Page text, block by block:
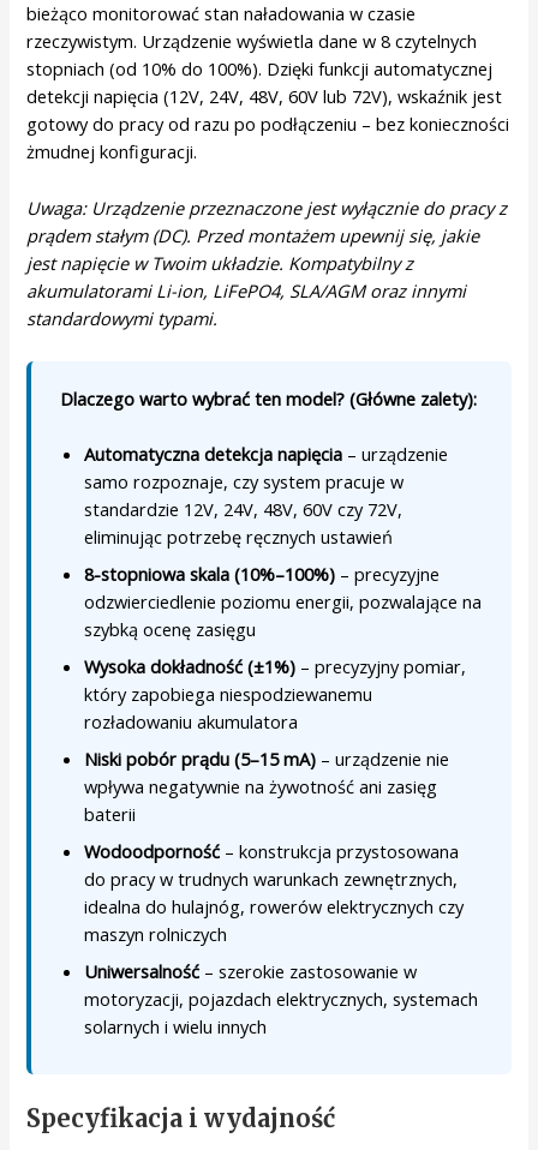
bieżąco monitorować stan naładowania w czasie
rzeczywistym. Urządzenie wyświetla dane w 8 czytelnych
stopniach (od 10% do 100%). Dzięki funkcji automatycznej
detekcji napięcia (12V, 24V, 48V, 60V lub 72V), wskaźnik jest
gotowy do pracy od razu po podłączeniu – bez konieczności
żmudnej konfiguracji.
Uwaga: Urządzenie przeznaczone jest wyłącznie do pracy z
prądem stałym (DC). Przed montażem upewnij się, jakie
jest napięcie w Twoim układzie. Kompatybilny z
akumulatorami Li-ion, LiFePO4, SLA/AGM oraz innymi
standardowymi typami.
Dlaczego warto wybrać ten model? (Główne zalety):
Automatyczna detekcja napięcia – urządzenie
samo rozpoznaje, czy system pracuje w
standardzie 12V, 24V, 48V, 60V czy 72V,
eliminując potrzebę ręcznych ustawień
8-stopniowa skala (10%–100%) – precyzyjne
odzwierciedlenie poziomu energii, pozwalające na
szybką ocenę zasięgu
Wysoka dokładność (±1%) – precyzyjny pomiar,
który zapobiega niespodziewanemu
rozładowaniu akumulatora
Niski pobór prądu (5–15 mA) – urządzenie nie
wpływa negatywnie na żywotność ani zasięg
baterii
Wodoodporność – konstrukcja przystosowana
do pracy w trudnych warunkach zewnętrznych,
idealna do hulajnóg, rowerów elektrycznych czy
maszyn rolniczych
Uniwersalność – szerokie zastosowanie w
motoryzacji, pojazdach elektrycznych, systemach
solarnych i wielu innych
Specyfikacja i wydajność